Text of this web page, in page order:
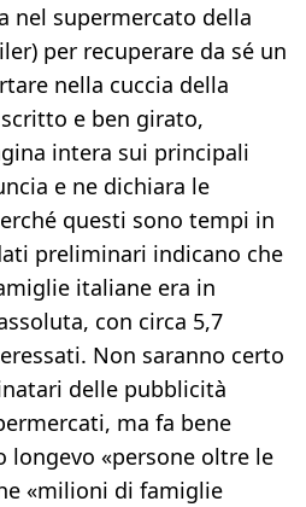
nel supermercato della
per recuperare da sé un
nella cuccia della
e ben girato,
intera sui principali
e ne dichiara le
questi sono tempi in
preliminari indicano che
italiane era in
con circa 5,7
Non saranno certo
delle pubblicità
ma fa bene
longevo «persone oltre le
«milioni di famiglie